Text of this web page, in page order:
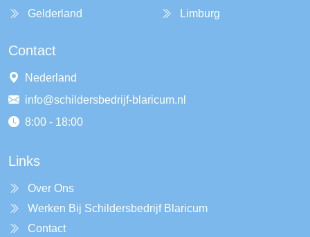
Gelderland
Limburg
Contact
Nederland
info@schildersbedrijf-blaricum.nl
8:00 - 18:00
Links
Over Ons
Werken Bij Schildersbedrijf Blaricum
Contact